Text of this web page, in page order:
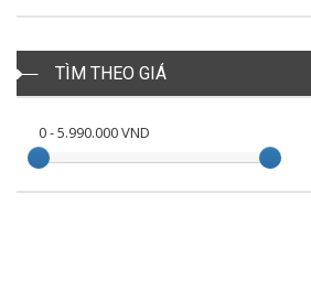
TÌM THEO GIÁ
0-5.990.000VND